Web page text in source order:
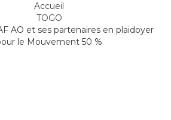
Accueil
TOGO
AO et ses partenaires en plaidoyer
le Mouvement 50 %